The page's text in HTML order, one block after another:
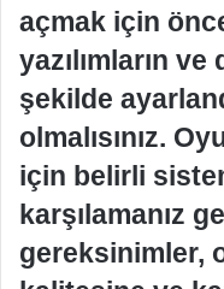
açmak için
yazılımların
şekilde
olmalısınız.
için belirli
karşılamanız
gereksinimler,